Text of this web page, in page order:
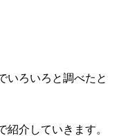
いろいろと調べたと
介していきます。